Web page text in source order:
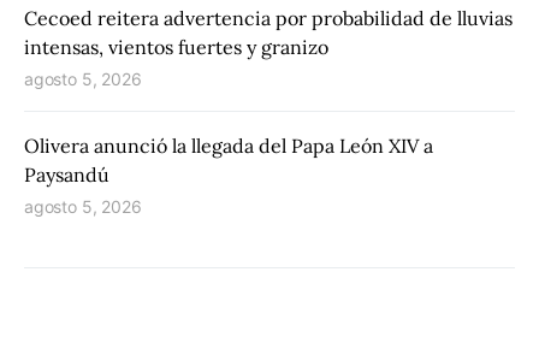
Cecoed reitera advertencia por probabilidad de lluvias
intensas, vientos fuertes y granizo
agosto 5, 2026
Olivera anunció la llegada del Papa León XIV a
Paysandú
agosto 5, 2026